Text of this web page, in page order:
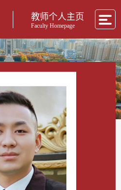
教师个人主页
Faculty Homepage